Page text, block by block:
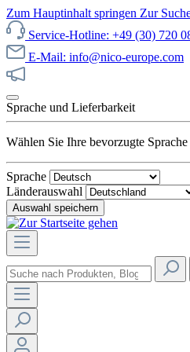
Zum Hauptinhalt springen Zur
Service-Hotline: +49 (30) 720
E-Mail: info@nico-europe.com
Sprache und Lieferbarkeit
Wählen Sie Ihre bevorzugte
Sprache
Länderauswahl
Auswahl speichern